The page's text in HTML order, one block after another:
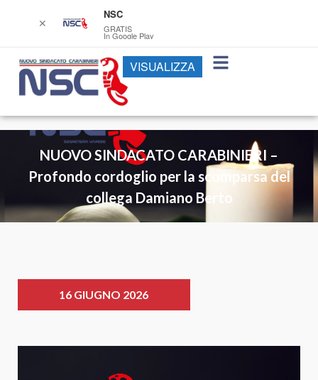
NUOVO SINDACATO CARABINIERI –
Profondo cordoglio per la scomparsa del
collega Damiano Berto
16 GIUGNO 2026
✕
NSC
GRATIS
In Google Play
VISUALIZZA